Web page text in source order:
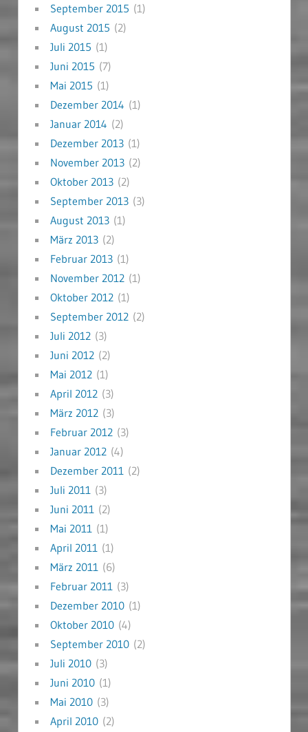
September 2015 (1)
August 2015 (2)
Juli 2015 (1)
Juni 2015 (7)
Mai 2015 (1)
Dezember 2014 (1)
Januar 2014 (2)
Dezember 2013(1)
November 2013(2)
Oktober 2013(2)
September 2013(3)
August 2013(1)
März 2013(2)
Februar 2013(1)
November 2012(1)
Oktober 2012(1)
September 2012(2)
Juli 2012(3)
Juni 2012(2)
Mai 2012(1)
April 2012(3)
März 2012(3)
Februar 2012(3)
Januar 2012(4)
Dezember 2011 (2)
Juli 2011 (3)
Juni 2011 (2)
Mai 2011 (1)
April 2011 (1)
März 2011 (6)
Februar 2011 (3)
Dezember 2010(1)
Oktober 2010(4)
September 2010(2)
Juli 2010(3)
Juni 2010(1)
Mai 2010(3)
April 2010(2)